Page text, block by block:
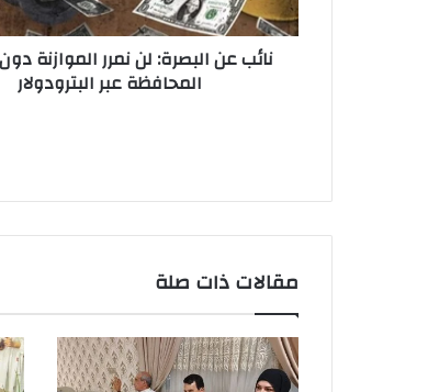
انصاف
المحافظة
نائب عن البصرة: لن نمرر الموازنة
المحافظة عبر البترودولار
مقالات ذات صلة